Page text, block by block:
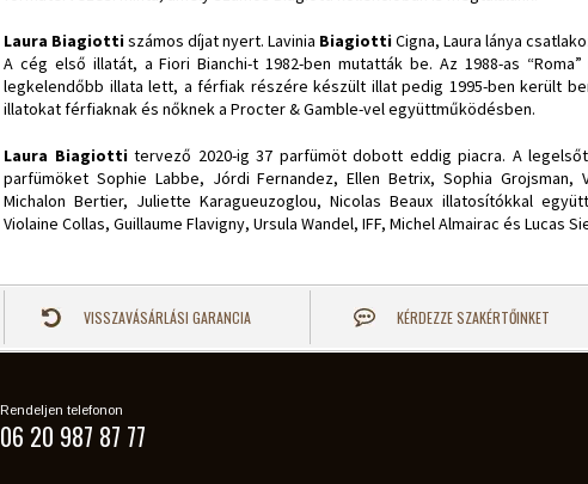
Laura Biagiottiszámos díjat nyert. Lavinia BiagiottiCigna, Laura lánya
A cég első illatát, a Fiori Bianchi-t 1982-ben mutatták be. Az 1988-as
legkelendőbb illata lett, a férfiak részére készült illat pedig 1995-ben került
illatokat férfiaknak és nőknek a Procter & Gamble-vel együttműködésben.
Laura Biagiottitervező 2020-ig 37 parfümöt dobott eddig piacra. A
parfümöket Sophie Labbe, Jórdi Fernandez, Ellen Betrix, Sophia Grojsman,
Michalon Bertier, Juliette Karagueuzoglou, Nicolas Beaux illatosítókkal
Violaine Collas, Guillaume Flavigny, Ursula Wandel, IFF, Michel Almairac és Lucas
VISSZAVÁSÁRLÁSI GARANCIA KÉRDEZZE SZAKÉRTŐINKET
Rendeljen telefonon
06 20 987 87 77